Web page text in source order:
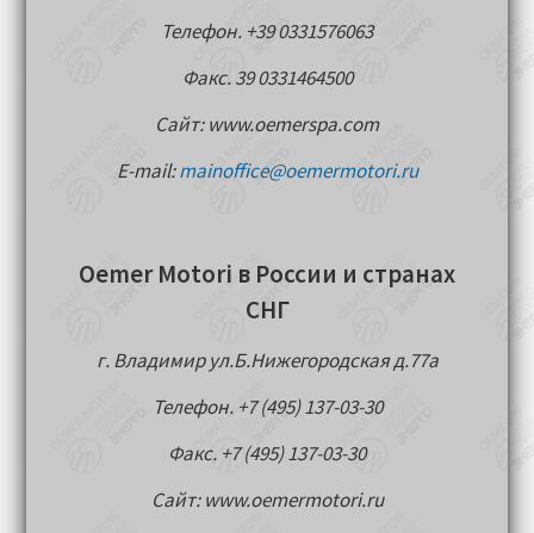
Телефон. +39 0331576063
Факс. 39 0331464500
Сайт: www.oemerspa.com
E-mail:mainoffice@oemermotori.ru
Oemer Motori в России и странах
СНГ
г. Владимир ул.Б.Нижегородская д.77a
Телефон. +7 (495) 137-03-30
Факс. +7 (495) 137-03-30
Сайт: www.oemermotori.ru